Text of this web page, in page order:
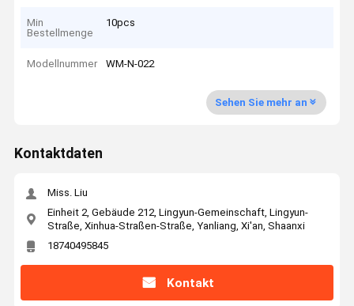
Min
Bestellmenge
10pcs
Modellnummer WM-N-022
Sehen Sie mehr an
Kontaktdaten
Miss. Liu
Einheit 2, Gebäude 212, Lingyun-Gemeinschaft, Lingyun-
Straße, Xinhua-Straßen-Straße, Yanliang, Xi'an, Shaanxi
18740495845
Kontakt